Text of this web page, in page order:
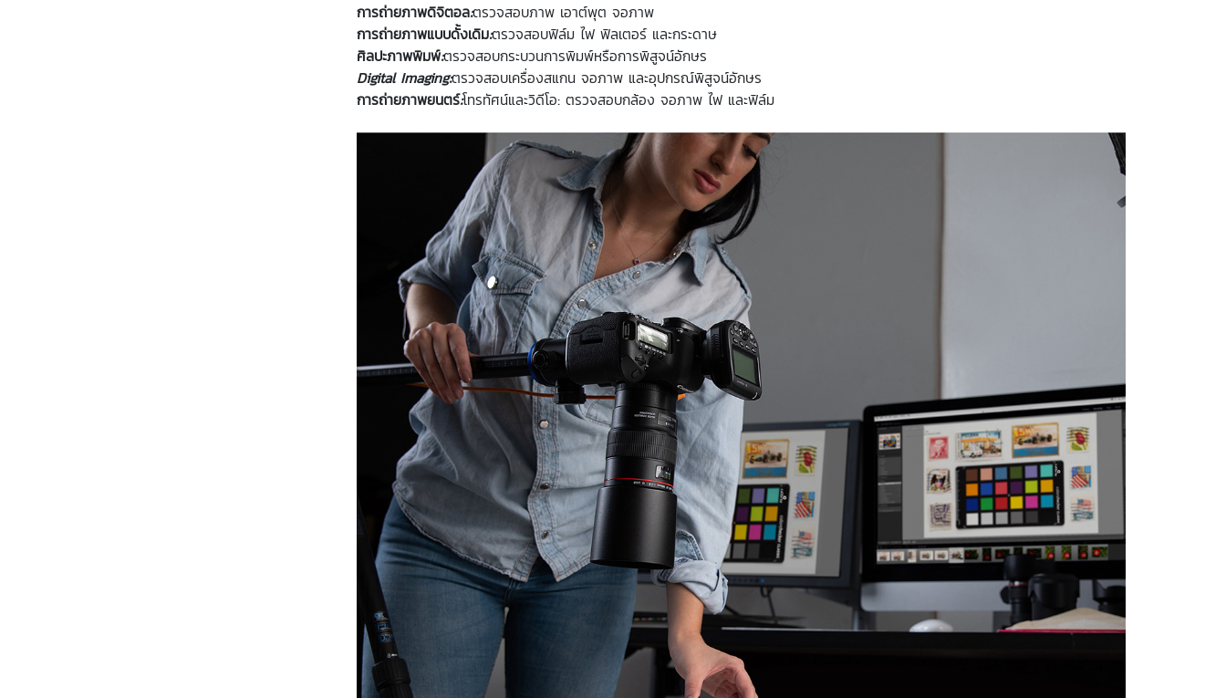
การถ่ายภาพดิจิตอล:ตรวจสอบภาพ เอาต์พุต จอภาพ
การถ่ายภาพแบบดั้งเดิม:ตรวจสอบฟิล์ม ไฟ ฟิลเตอร์ และกระดาษ
ศิลปะภาพพิมพ์:ตรวจสอบกระบวนการพิมพ์หรือการพิสูจน์อักษร
Digital Imaging:ตรวจสอบเครื่องสแกน จอภาพ และอุปกรณ์พิสูจน์อักษร
การถ่ายภาพยนตร์:โทรทัศน์และวิดีโอ: ตรวจสอบกล้อง จอภาพ ไฟ และฟิล์ม